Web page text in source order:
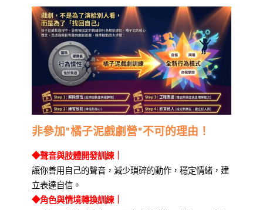
子
泥
非參加"橘子泥戲劇營"不可的理由！
◆聲音與肢體開發訓練｜
讓你善用自己的聲音，減少瑣碎的動作，穩定情緒，建
立表達自信。
◆角色與情境轉換訓練｜